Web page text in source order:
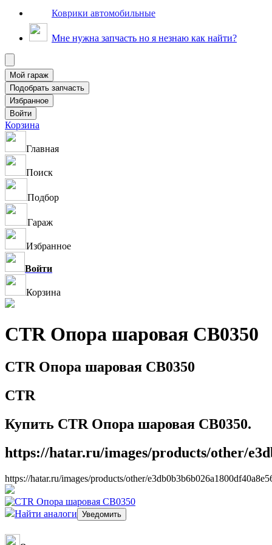
Коврики автомобильные
Мне нужна запчасть но я незнаю как найти?
Корзина
Главная
Поиск
Подбор
Гараж
Избранное
Войти
Корзина
CTR Опора шаровая CB0350
CTR Опора шаровая CB0350
CTR
Купить CTR Опора шаровая CB0350.
https://hatar.ru/images/products/other/
https://hatar.ru/images/products/other/
Найти аналоги